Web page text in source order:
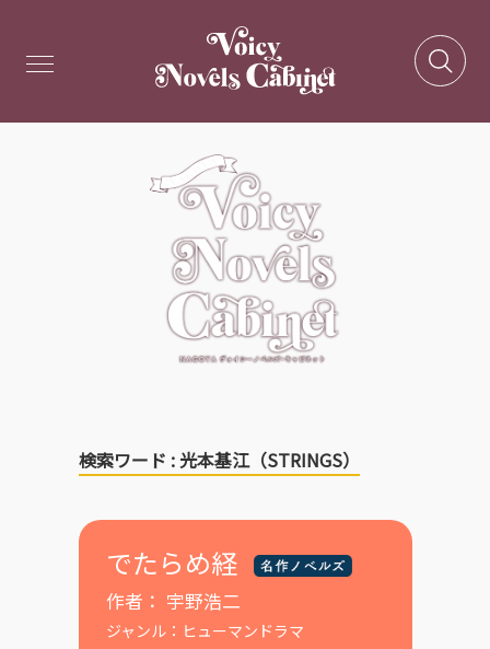
検索ワード : 光本基江（STRINGS）
でたらめ経
作者： 宇野浩二
ジャンル： ヒューマンドラマ